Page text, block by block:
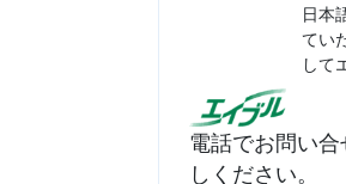
日本
てい
して
電話でお問い
しください。